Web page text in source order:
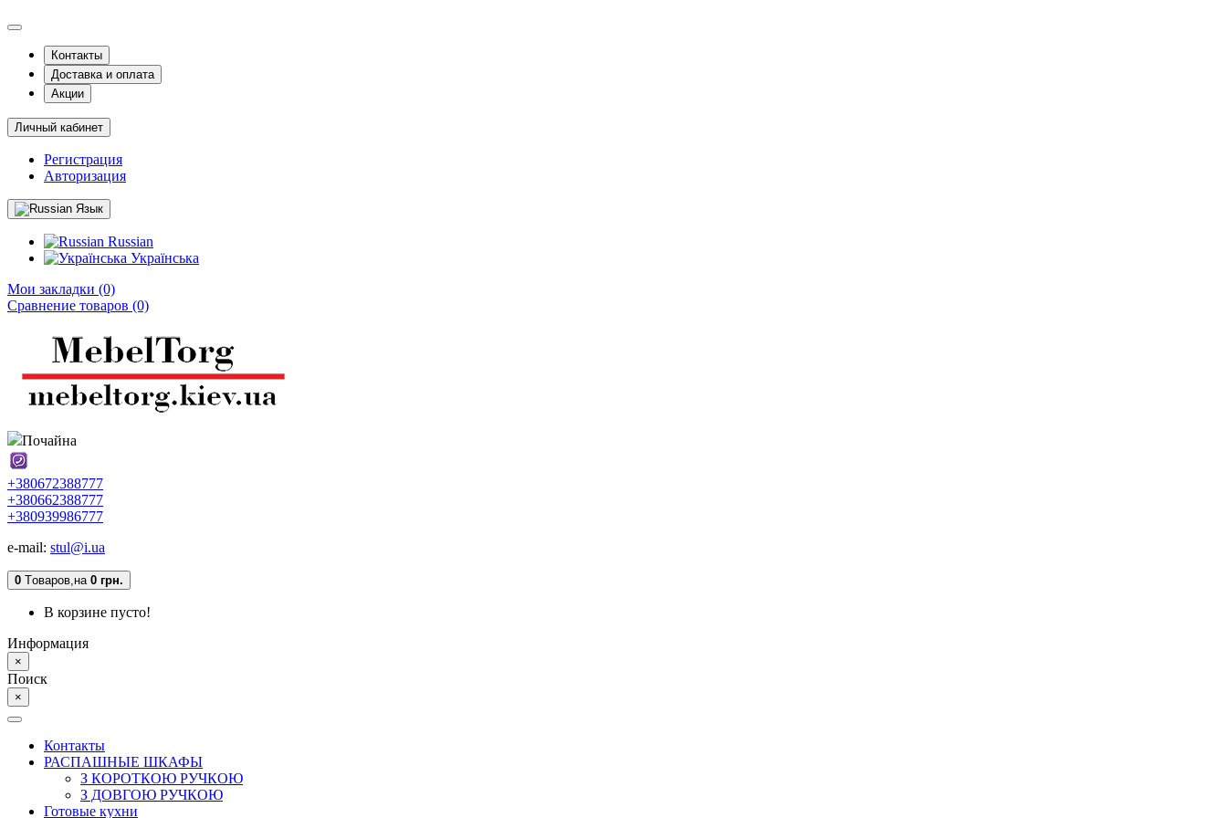
Контакты
Доставка и оплата
Акции
Личный кабинет
Регистрация
Авторизация
Язык
Russian
Українська
Мои закладки (0)
Сравнение товаров (0)
Почайна
+380672388777
+380662388777
+380939986777
e-mail: stul@i.ua
0 Tоваров,на 0 грн.
В корзине пусто!
Информация
×
Поиск
×
Контакты
РАСПАШНЫЕ ШКАФЫ
З КОРОТКОЮ РУЧКОЮ
З ДОВГОЮ РУЧКОЮ
Готовые кухни